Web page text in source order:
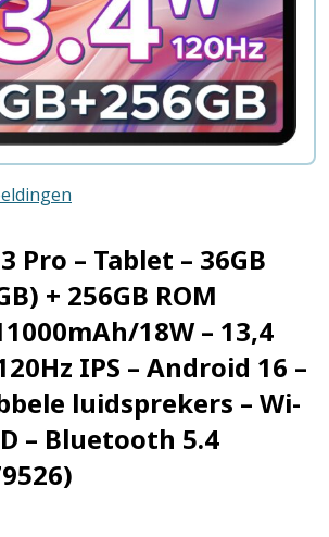
Pro – Tablet – 36GB
+ 256GB ROM
18W – 13,4
IPS – Android 16 –
luidsprekers – Wi-
– Bluetooth 5.4